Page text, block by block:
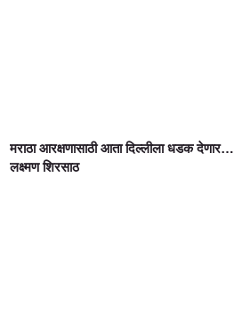
मराठा आरक्षणासाठी आता दिल्लीला धडक देणार…
लक्ष्मण शिरसाठ